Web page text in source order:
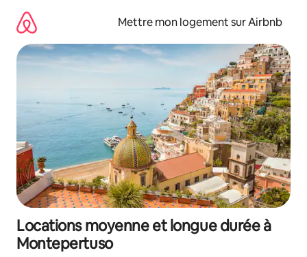
directement
contenu
Mettre mon logement sur Airbnb
Locations moyenne et longue durée à
Montepertuso